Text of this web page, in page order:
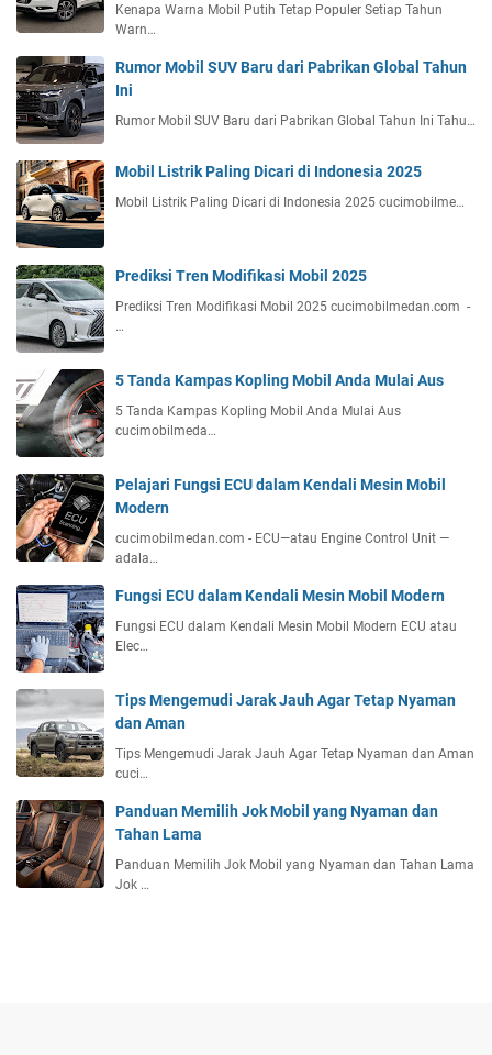
Kenapa Warna Mobil Putih Tetap Populer Setiap Tahun
Warn…
Rumor Mobil SUV Baru dari Pabrikan Global Tahun
Ini
Rumor Mobil SUV Baru dari Pabrikan Global Tahun Ini Tahu…
Mobil Listrik Paling Dicari di Indonesia 2025
Mobil Listrik Paling Dicari di Indonesia 2025 cucimobilme…
Prediksi Tren Modifikasi Mobil 2025
Prediksi Tren Modifikasi Mobil 2025 cucimobilmedan.com -
…
5 Tanda Kampas Kopling Mobil Anda Mulai Aus
5 Tanda Kampas Kopling Mobil Anda Mulai Aus
cucimobilmeda…
Pelajari Fungsi ECU dalam Kendali Mesin Mobil
Modern
cucimobilmedan.com - ECU—atau Engine Control Unit —
adala…
Fungsi ECU dalam Kendali Mesin Mobil Modern
Fungsi ECU dalam Kendali Mesin Mobil Modern ECU atau
Elec…
Tips Mengemudi Jarak Jauh Agar Tetap Nyaman
dan Aman
Tips Mengemudi Jarak Jauh Agar Tetap Nyaman dan Aman
cuci…
Panduan Memilih Jok Mobil yang Nyaman dan
Tahan Lama
Panduan Memilih Jok Mobil yang Nyaman dan Tahan Lama
Jok …